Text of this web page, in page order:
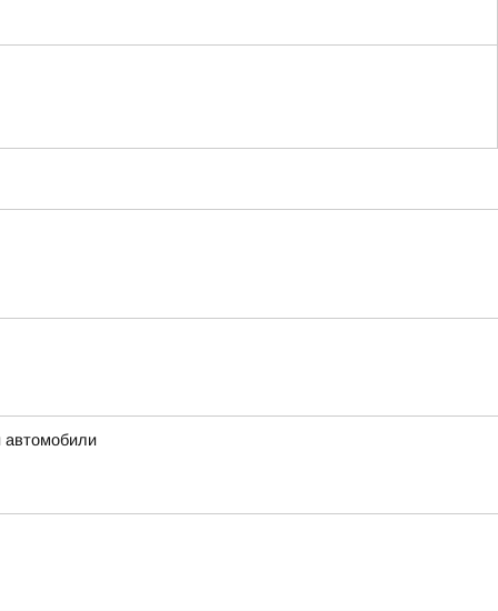
автомобили